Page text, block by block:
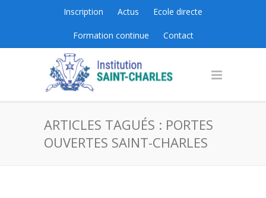
Inscription Actus Ecole directe
Formation continue Contact
ARTICLES TAGUÉS : PORTES
OUVERTES SAINT-CHARLES